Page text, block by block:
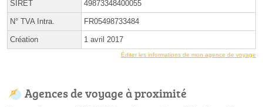
SIRET 49873348400055
N° TVA Intra. FR05498733484
Création 1 avril 2017
Éditer les informations de mon agence de voyage
Agences de voyage à proximité